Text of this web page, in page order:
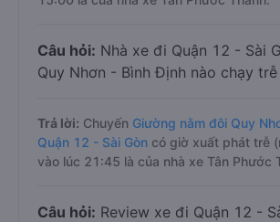
Câu hỏi: Nhà xe đi Quận 12 - Sài
Quy Nhơn - Bình Định nào chạy trễ
Trả lời: Chuyến Giường nằm đôi Quy
Quận 12 - Sài Gòn có giờ xuất phát trễ
vào lúc 21:45 là của nhà xe Tân Phước
Câu hỏi: Review xe đi Quận 12 -